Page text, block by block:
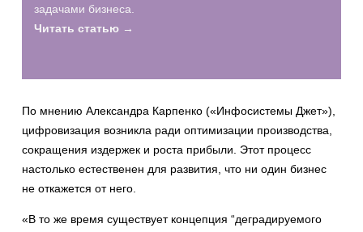
задачами бизнеса.
Читать статью →
По мнению Александра Карпенко («Инфосистемы Джет»),
цифровизация возникла ради оптимизации производства,
сокращения издержек и роста прибыли. Этот процесс
настолько естественен для развития, что ни один бизнес
не откажется от него.
«В то же время существует концепция “деградируемого